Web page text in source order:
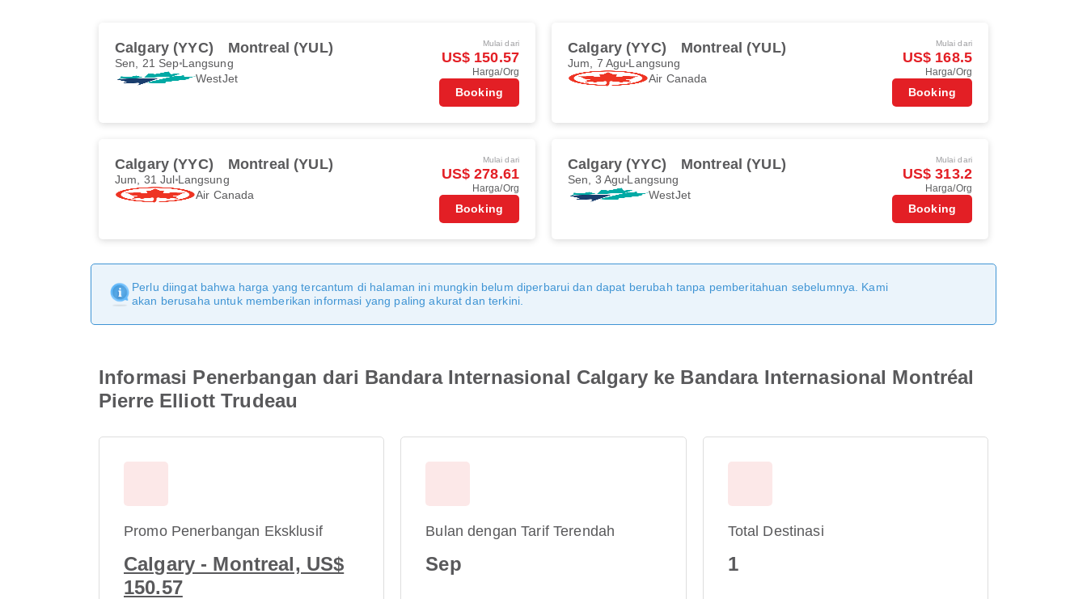
Calgary (YYC) Montreal (YUL)
Sen, 21 Sep Langsung
WestJet
Mulai dari
US$ 150.57
Harga/Org
Booking
Calgary (YYC) Montreal (YUL)
Jum, 7 Agu Langsung
Air Canada
Mulai dari
US$ 168.5
Harga/Org
Booking
Calgary (YYC) Montreal (YUL)
Jum, 31 Jul Langsung
Air Canada
Mulai dari
US$ 278.61
Harga/Org
Booking
Calgary (YYC) Montreal (YUL)
Sen, 3 Agu Langsung
WestJet
Mulai dari
US$ 313.2
Harga/Org
Booking
Perlu diingat bahwa harga yang tercantum di halaman ini mungkin belum diperbarui dan dapat berubah tanpa pemberitahuan sebelumnya. Kami
akan berusaha untuk memberikan informasi yang paling akurat dan terkini.
Informasi Penerbangan dari Bandara Internasional Calgary ke Bandara Internasional Montréal
Pierre Elliott Trudeau
Promo Penerbangan Eksklusif
Calgary - Montreal, US$
150.57
Bulan dengan Tarif Terendah
Sep
Total Destinasi
1